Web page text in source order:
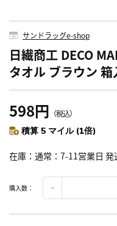
サンドラッグe-shop
日繊商工 DECO
タオル ブラウン
598円 （税込）
積算 5 マイル (1倍)
在庫 通常：7-11営業日 発
購入数：